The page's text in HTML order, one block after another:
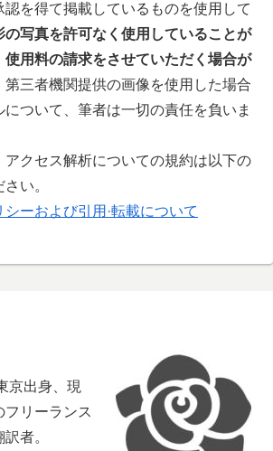
を得て掲載しているものを使用して
の写真を許可なく使用していることが
使用料の請求をさせていただく場合が
第三者機関提供の画像を使用した場合
ついて、筆者は一切の責任を負いま
アクセス解析についての規約は以下の
い。
ーおよび引用·転載について
京出身、現
フリーランス
者。